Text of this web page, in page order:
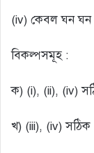
(iv) কেবল ঘন ঘন
বিকল্পসমূহ :
ক) (i), (ii), (iv)
খ) (iii), (iv)